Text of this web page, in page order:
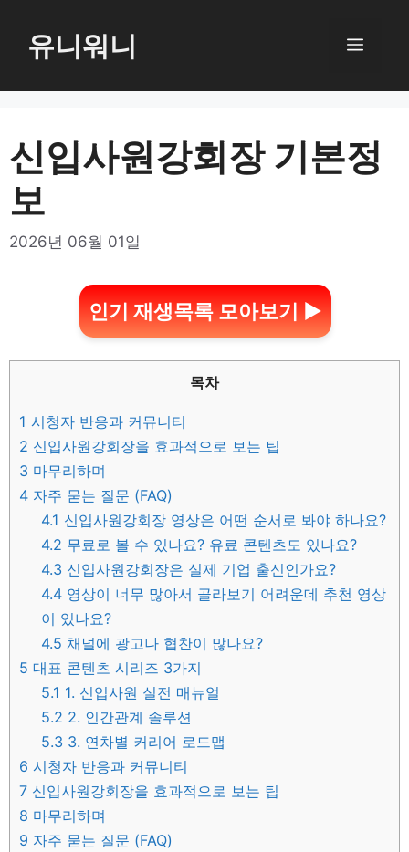
로
뛰
유니워니 메
신입사원강회장 기본정
보
2026년 06월 01일
인기 재생목록 모아보기 ▶
목차
1 시청자 반응과 커뮤니티
2 신입사원강회장을 효과적으로 보는 팁
3 마무리하며
4 자주 묻는 질문 (FAQ)
4.1 신입사원강회장 영상은 어떤 순서로 봐야 하나요?
4.2 무료로 볼 수 있나요? 유료 콘텐츠도 있나요?
4.3 신입사원강회장은 실제 기업 출신인가요?
4.4 영상이 너무 많아서 골라보기 어려운데 추천 영상
이 있나요?
4.5 채널에 광고나 협찬이 많나요?
5 대표 콘텐츠 시리즈 3가지
5.1 1. 신입사원 실전 매뉴얼
5.2 2. 인간관계 솔루션
5.3 3. 연차별 커리어 로드맵
6 시청자 반응과 커뮤니티
7 신입사원강회장을 효과적으로 보는 팁
8 마무리하며
9 자주 묻는 질문 (FAQ)